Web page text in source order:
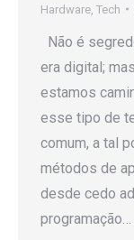
Hardware Tech
Não é
era digital;
estamos
esse tipo de
comum, a tal
métodos de
desde cedo
programação…